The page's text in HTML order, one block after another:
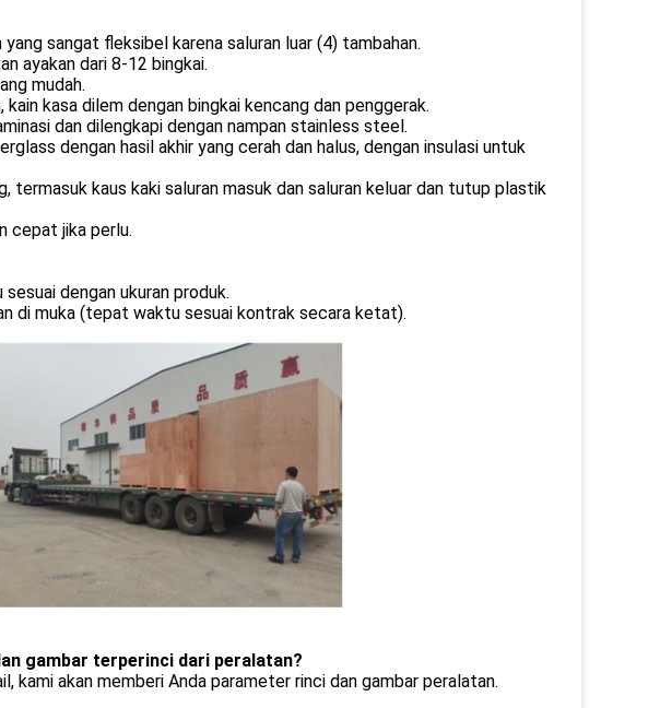
sangat fleksibel karena saluran luar (4) tambahan.
ayakan dari 8-12 bingkai.
mudah.
kasa dilem dengan bingkai kencang dan penggerak.
dan dilengkapi dengan nampan stainless steel.
dengan hasil akhir yang cerah dan halus, dengan insulasi untuk
termasuk kaus kaki saluran masuk dan saluran keluar dan tutup plastik
cepat jika perlu.
dengan ukuran produk.
di muka (tepat waktu sesuai kontrak secara ketat).
gambar terperinci dari peralatan?
kami akan memberi Anda parameter rinci dan gambar peralatan.